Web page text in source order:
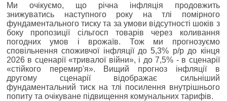
Ми очікуємо, що річна інфляція продовжить
знижуватись наступного року на тлі помірного
фундаментального тиску та за умови відсутності шоків з
боку пропозиції сільгосп товарів через коливання
погодних умов і врожаїв. Тож ми прогнозуємо
сповільнення споживчої інфляції до 5,3% р/р до кінця
2026 в сценарії «тривалої війни», і до 7,5% - в сценарії
«стійкого перемир'я». Вищий прогноз інфляції в
другому сценарії відображає сильніший
фундаментальний тиск на тлі посилення внутрішнього
попиту та очікуване підвищення комунальних тарифів.